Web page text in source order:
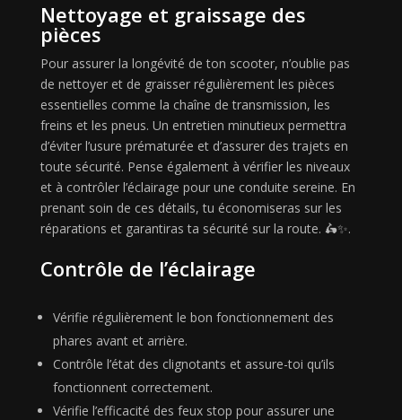
Nettoyage et graissage des
pièces
Pour assurer la longévité de ton scooter, n’oublie pas
de nettoyer et de graisser régulièrement les pièces
essentielles comme la chaîne de transmission, les
freins et les pneus. Un entretien minutieux permettra
d’éviter l’usure prématurée et d’assurer des trajets en
toute sécurité. Pense également à vérifier les niveaux
et à contrôler l’éclairage pour une conduite sereine. En
prenant soin de ces détails, tu économiseras sur les
réparations et garantiras ta sécurité sur la route. 🛵✨.
Contrôle de l’éclairage
Vérifie régulièrement le bon fonctionnement des
phares avant et arrière.
Contrôle l’état des clignotants et assure-toi qu’ils
fonctionnent correctement.
Vérifie l’efficacité des feux stop pour assurer une